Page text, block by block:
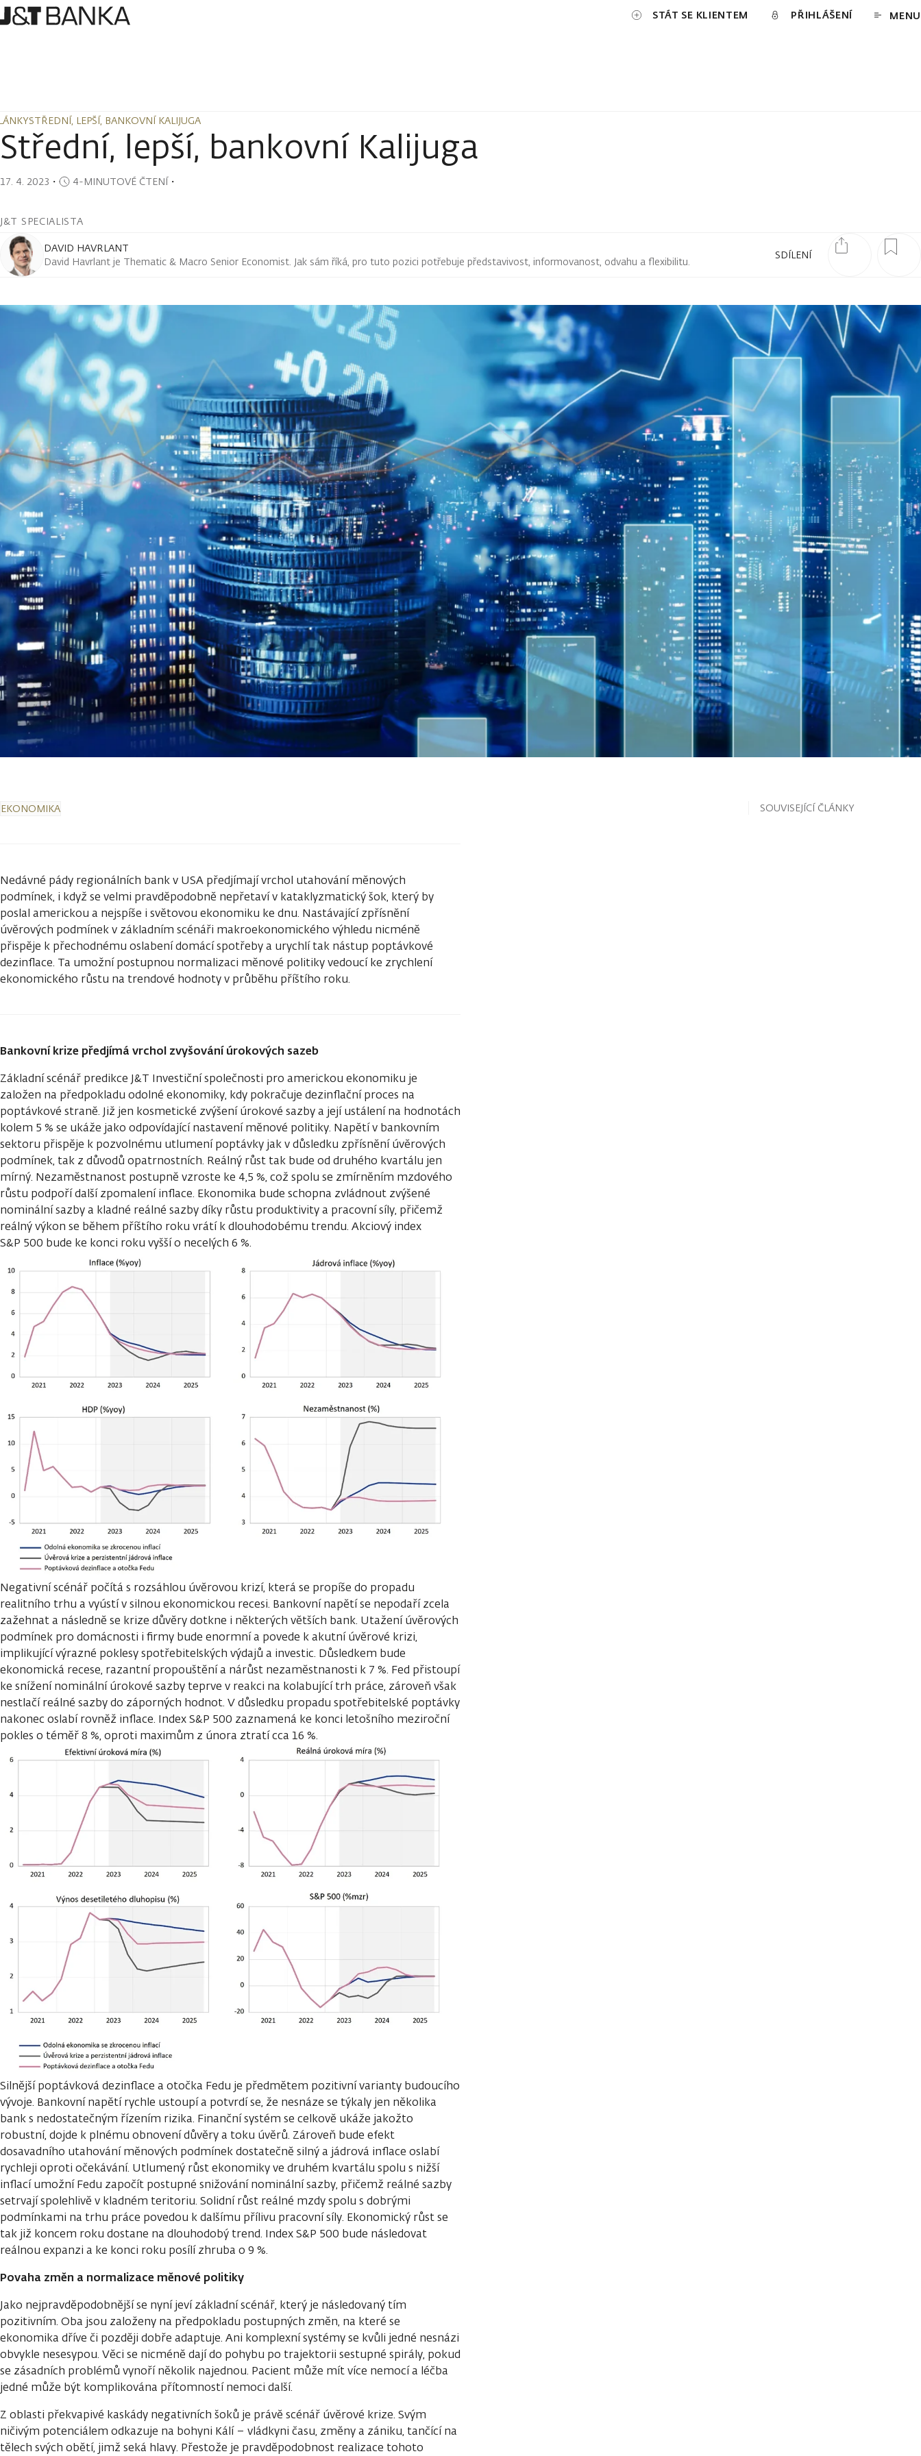
STÁT SE KLIENTEM PŘIHLÁŠENÍ MENU
STŘEDNÍ, LEPŠÍ, BANKOVNÍ KALIJUGA
Střední, lepší, bankovní Kalijuga
17. 4. 2023 ・ 4-MINUTOVÉ ČTENÍ・
J&T SPECIALISTA
SDÍLENÍ
DAVID HAVRLANT
David Havrlant je Thematic & Macro Senior Economist. Jak sám říká, pro tuto pozici potřebuje představivost, informovanost, odvahu a flexibilitu.
EKONOMIKA
Nedávné pády regionálních bank v USA předjímají vrchol utahování měnových
podmínek, i když se velmi pravděpodobně nepřetaví v kataklyzmatický šok, který by
poslal americkou a nejspíše i světovou ekonomiku ke dnu. Nastávající zpřísnění
úvěrových podmínek v základním scénáři makroekonomického výhledu nicméně
přispěje k přechodnému oslabení domácí spotřeby a urychlí tak nástup poptávkové
dezinflace. Ta umožní postupnou normalizaci měnové politiky vedoucí ke zrychlení
ekonomického růstu na trendové hodnoty v průběhu příštího roku.
Bankovní krize předjímá vrchol zvyšování úrokových sazeb
Základní scénář predikce J&T Investiční společnosti pro americkou ekonomiku je
založen na předpokladu odolné ekonomiky, kdy pokračuje dezinflační proces na
poptávkové straně. Již jen kosmetické zvýšení úrokové sazby a její ustálení na hodnotách
kolem 5 % se ukáže jako odpovídající nastavení měnové politiky. Napětí v bankovním
sektoru přispěje k pozvolnému utlumení poptávky jak v důsledku zpřísnění úvěrových
podmínek, tak z důvodů opatrnostních. Reálný růst tak bude od druhého kvartálu jen
mírný. Nezaměstnanost postupně vzroste ke 4,5 %, což spolu se zmírněním mzdového
růstu podpoří další zpomalení inflace. Ekonomika bude schopna zvládnout zvýšené
nominální sazby a kladné reálné sazby díky růstu produktivity a pracovní síly, přičemž
reálný výkon se během příštího roku vrátí k dlouhodobému trendu. Akciový index
S&P 500 bude ke konci roku vyšší o necelých 6 %.
Negativní scénář počítá s rozsáhlou úvěrovou krizí, která se propíše do propadu
realitního trhu a vyústí v silnou ekonomickou recesi. Bankovní napětí se nepodaří zcela
zažehnat a následně se krize důvěry dotkne i některých větších bank. Utažení úvěrových
podmínek pro domácnosti i firmy bude enormní a povede k akutní úvěrové krizi,
implikující výrazné poklesy spotřebitelských výdajů a investic. Důsledkem bude
ekonomická recese, razantní propouštění a nárůst nezaměstnanosti k 7 %. Fed přistoupí
ke snížení nominální úrokové sazby teprve v reakci na kolabující trh práce, zároveň však
nestlačí reálné sazby do záporných hodnot. V důsledku propadu spotřebitelské poptávky
nakonec oslabí rovněž inflace. Index S&P 500 zaznamená ke konci letošního meziroční
pokles o téměř 8 %, oproti maximům z února ztratí cca 16 %.
Silnější poptávková dezinflace a otočka Fedu je předmětem pozitivní varianty budoucího
vývoje. Bankovní napětí rychle ustoupí a potvrdí se, že nesnáze se týkaly jen několika
bank s nedostatečným řízením rizika. Finanční systém se celkově ukáže jakožto
robustní, dojde k plnému obnovení důvěry a toku úvěrů. Zároveň bude efekt
dosavadního utahování měnových podmínek dostatečně silný a jádrová inflace oslabí
rychleji oproti očekávání. Utlumený růst ekonomiky ve druhém kvartálu spolu s nižší
inflací umožní Fedu započít postupné snižování nominální sazby, přičemž reálné sazby
setrvají spolehlivě v kladném teritoriu. Solidní růst reálné mzdy spolu s dobrými
podmínkami na trhu práce povedou k dalšímu přílivu pracovní síly. Ekonomický růst se
tak již koncem roku dostane na dlouhodobý trend. Index S&P 500 bude následovat
reálnou expanzi a ke konci roku posílí zhruba o 9 %.
Povaha změn a normalizace měnové politiky
Jako nejpravděpodobnější se nyní jeví základní scénář, který je následovaný tím
pozitivním. Oba jsou založeny na předpokladu postupných změn, na které se
ekonomika dříve či později dobře adaptuje. Ani komplexní systémy se kvůli jedné nesnázi
obvykle nesesypou. Věci se nicméně dají do pohybu po trajektorii sestupné spirály, pokud
se zásadních problémů vynoří několik najednou. Pacient může mít více nemocí a léčba
jedné může být komplikována přítomností nemoci další.
Z oblasti překvapivé kaskády negativních šoků je právě scénář úvěrové krize. Svým
ničivým potenciálem odkazuje na bohyni Kálí – vládkyni času, změny a zániku, tančící na
tělech svých obětí, jimž seká hlavy. Přestože je pravděpodobnost realizace tohoto
SOUVISEJÍCÍ ČLÁNKY